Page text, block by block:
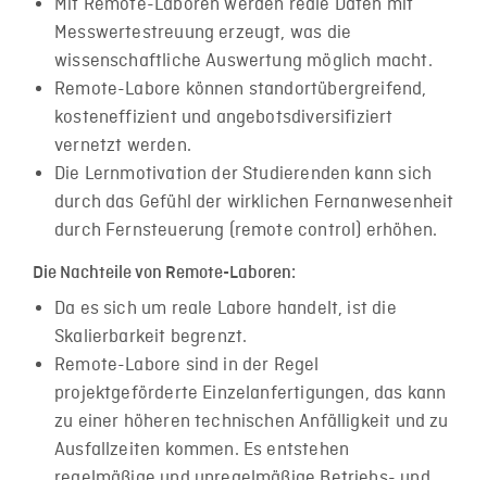
Mit Remote-Laboren werden reale Daten mit
Messwertestreuung erzeugt, was die
wissenschaftliche Auswertung möglich macht.
Remote-Labore können standortübergreifend,
kosteneffizient und angebotsdiversifiziert
vernetzt werden.
Die Lernmotivation der Studierenden kann sich
durch das Gefühl der wirklichen Fernanwesenheit
durch Fernsteuerung (remote control) erhöhen.
Die Nachteile von Remote-Laboren:
Da es sich um reale Labore handelt, ist die
Skalierbarkeit begrenzt.
Remote-Labore sind in der Regel
projektgeförderte Einzelanfertigungen, das kann
zu einer höheren technischen Anfälligkeit und zu
Ausfallzeiten kommen. Es entstehen